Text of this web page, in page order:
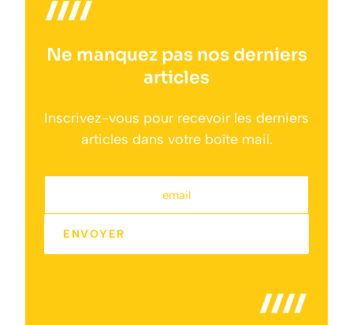
Ne manquez pas nos derniers
articles
Inscrivez-vous pour recevoir les derniers
articles dans votre boîte mail.
email
ENVOYER